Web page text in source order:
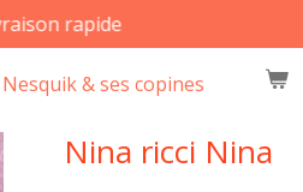
& ses copines
rapide
Nina ricci Nina